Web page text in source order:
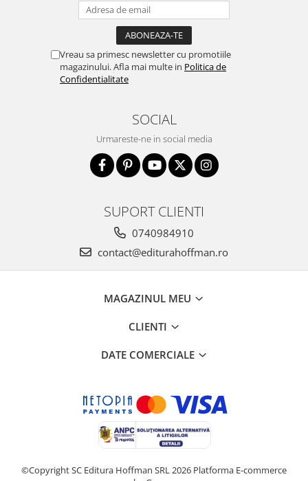
Vreau sa primesc newsletter cu promotiile
magazinului. Afla mai multe in Politica de
Confidentialitate
SOCIAL
Urmareste-ne in social media
SUPORT CLIENTI
0740984910
contact@editurahoffman.ro
MAGAZINUL MEU
CLIENTI
DATE COMERCIALE
©Copyright SC Editura Hoffman SRL 2026 Platforma E-commerce